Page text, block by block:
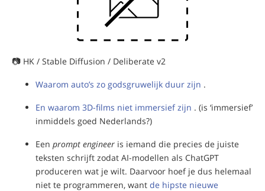
📷 HK / Stable Diffusion / Deliberate v2
Waarom auto’s zo godsgruwelijk duur zijn .
En waarom 3D-films niet immersief zijn . (is ‘immersief’
inmiddels goed Nederlands?)
Een prompt engineer is iemand die precies de juiste
teksten schrijft zodat AI-modellen als ChatGPT
produceren wat je wilt. Daarvoor hoef je dus helemaal
niet te programmeren, want de hipste nieuwe